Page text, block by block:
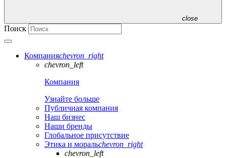
close
Поиск
Компанияchevron_right
chevron_left
Компания
Узнайте больше
Публичная компания
Наш бизнес
Наши бренды
Глобальное присутствие
Этика и моральchevron_right
chevron_left